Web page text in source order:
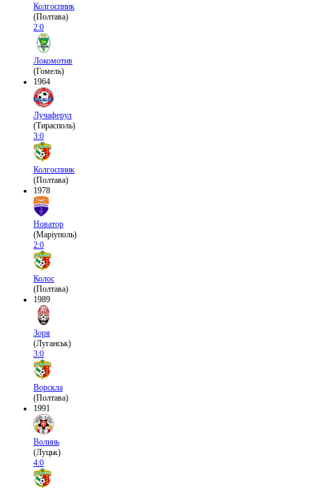
Колгоспник
(Полтава)
2:0
Локомотив
(Гомель)
1964
Лучаферул
(Тирасполь)
3:0
Колгоспник
(Полтава)
1978
Новатор
(Маріуполь)
2:0
Колос
(Полтава)
1989
Зоря
(Луганськ)
3:0
Ворскла
(Полтава)
1991
Волинь
(Луцьк)
4:0